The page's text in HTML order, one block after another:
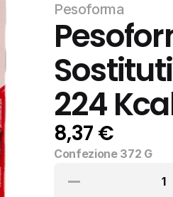
Pesoforma
224
8,37 €
Confezione 372 G
1